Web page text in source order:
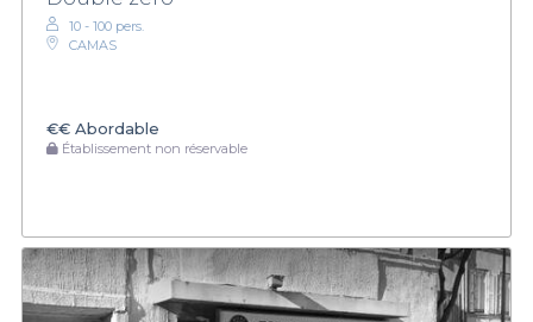
10 - 100 pers.
CAMAS
€€ Abordable
Établissement non réservable